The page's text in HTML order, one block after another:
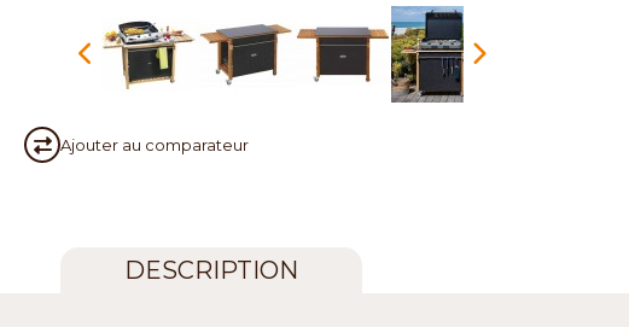
Ajouter au comparateur
DESCRIPTION